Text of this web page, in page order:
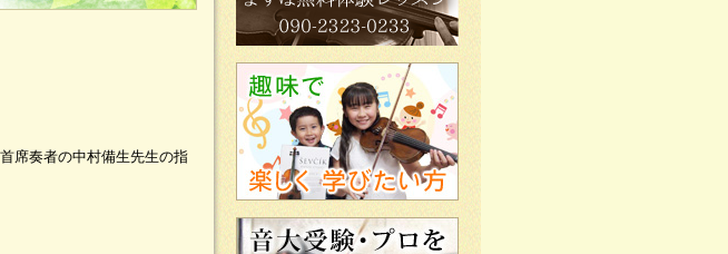
席奏者の中村備生先生の指